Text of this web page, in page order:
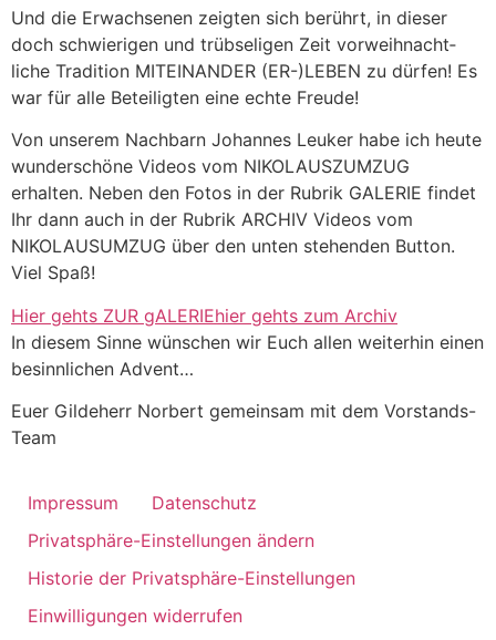
Und die Erwachsenen zeigten sich berührt, in dieser
doch schwierigen und trübseligen Zeit vorweihnacht­
liche Tradition MITEINANDER (ER-)LEBEN zu dür­fen! Es
war für alle Beteiligten eine echte Freude!
Von unserem Nachbarn Johannes Leuker habe ich heute
wunderschöne Videos vom NIKOLAUSZUMZUG
erhalten. Neben den Fotos in der Rubrik GALERIE findet
Ihr dann auch in der Rubrik ARCHIV Videos vom
NIKOLAUSUMZUG über den unten stehenden Button.
Viel Spaß!
Hier gehts ZUR gALERIEhier gehts zum Archiv
In diesem Sinne wünschen wir Euch allen weiterhin einen
besinnlichen Advent…
Euer Gildeherr Norbert gemeinsam mit dem Vorstands-
Team
Impressum
Datenschutz
Privatsphäre-Einstellungen ändern
Historie der Privatsphäre-Einstellungen
Einwilligungen widerrufen